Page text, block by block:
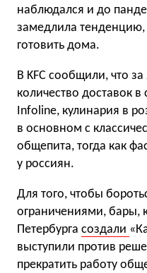
наблюдался и до
замедлила тенденцию,
готовить дома.
В KFC сообщили, что
количество доставок
Infoline, кулинария в
в основном с
общепита, тогда как
у россиян.
Для того, чтобы
ограничениями, бары,
Петербурга создали
выступили против
прекратить работу